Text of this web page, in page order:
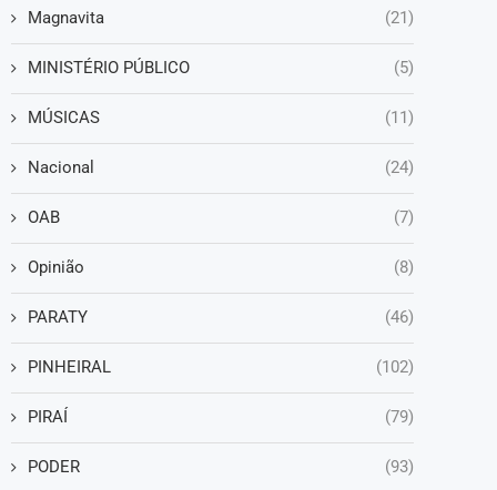
Magnavita (21)
MINISTÉRIO PÚBLICO (5)
MÚSICAS (11)
Nacional (24)
OAB (7)
Opinião (8)
PARATY (46)
PINHEIRAL (102)
PIRAÍ (79)
PODER (93)